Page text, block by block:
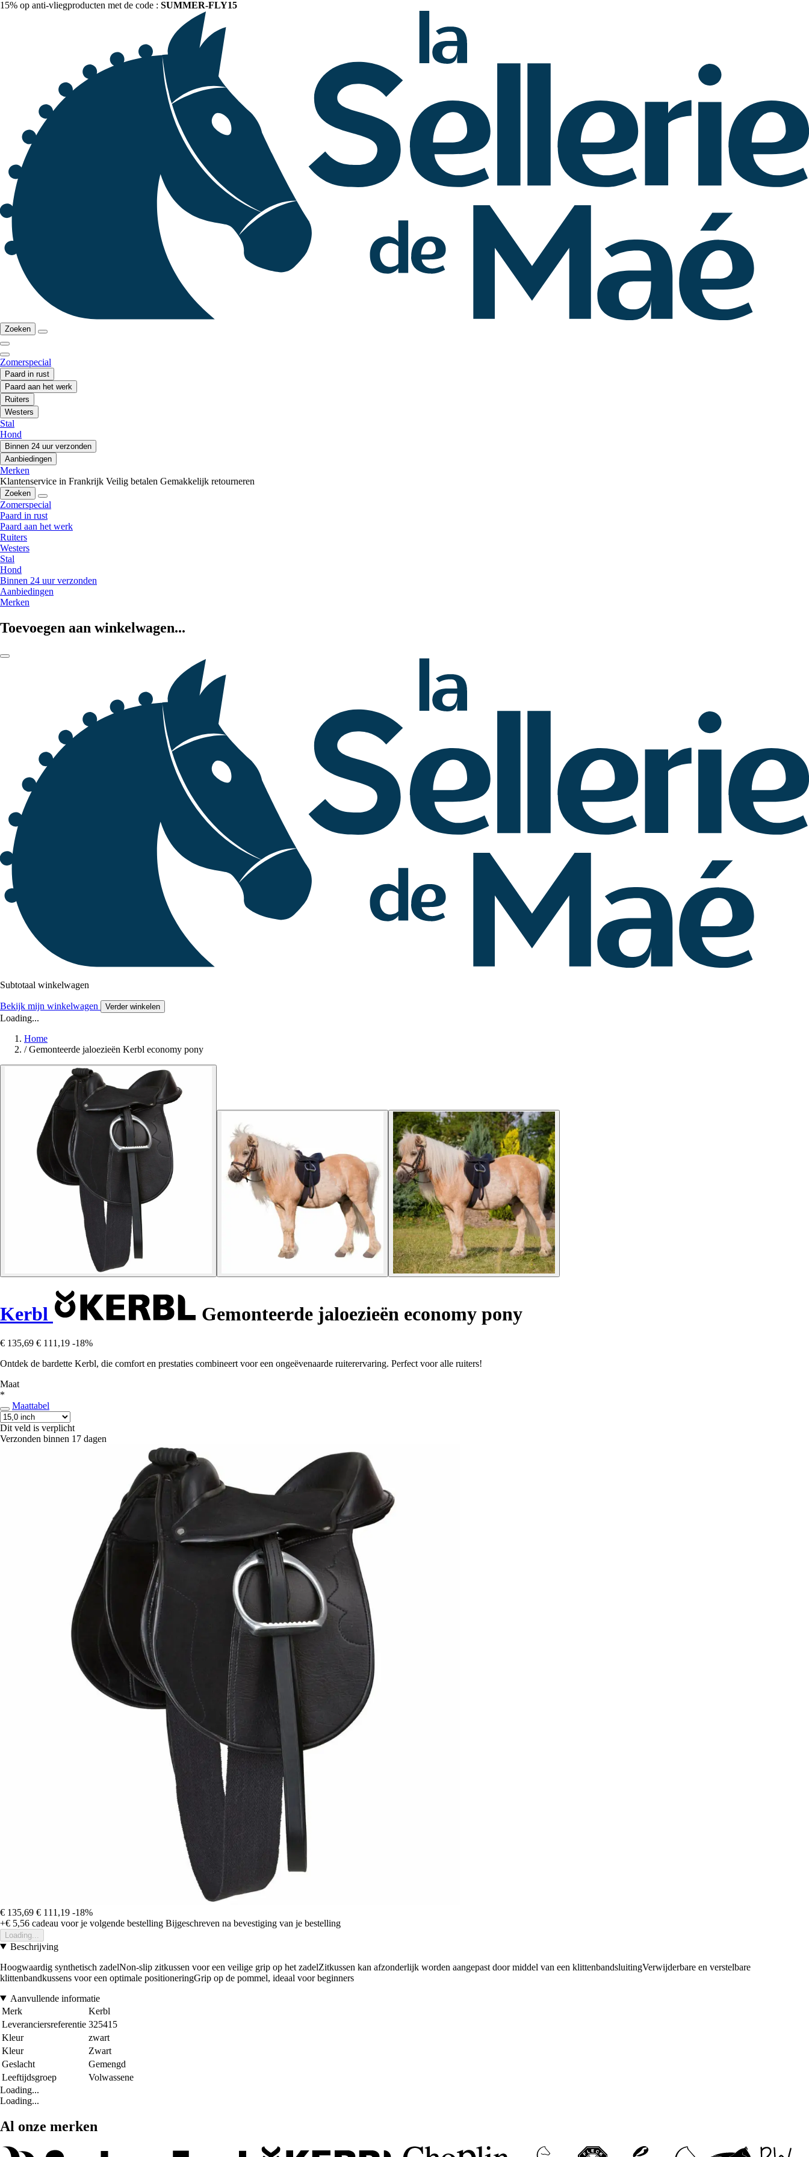
15% op anti-vliegproducten met de code : SUMMER-FLY15
Zoeken
Zomerspecial
Paard in rust
Paard aan het werk
Ruiters
Westers
Stal
Hond
Binnen 24 uur verzonden
Aanbiedingen
Merken
Klantenservice in Frankrijk Veilig betalen Gemakkelijk retourneren
Zoeken
Zomerspecial
Paard in rust
Paard aan het werk
Ruiters
Westers
Stal
Hond
Binnen 24 uur verzonden
Aanbiedingen
Merken
Toevoegen aan winkelwagen...
Subtotaal winkelwagen
Bekijk mijn winkelwagen Verder winkelen
Loading...
Home
/ Gemonteerde jaloezieën Kerbl economy pony
Kerbl Gemonteerde jaloezieën economy pony
€ 135,69 € 111,19 -18%
Ontdek de bardette Kerbl, die comfort en prestaties combineert voor een ongeëvenaarde ruiterervaring. Perfect voor alle ruiters!
Maat
*
Maattabel
Dit veld is verplicht
Verzonden binnen 17 dagen
€ 135,69 € 111,19 -18%
+€ 5,56 cadeau voor je volgende bestelling Bijgeschreven na bevestiging van je bestelling
Loading...
Beschrijving
Hoogwaardig synthetisch zadelNon-slip zitkussen voor een veilige grip op het zadelZitkussen kan afzonderlijk worden aangepast door middel van een klittenbandsluitingVerwijderbare en verstelbare
klittenbandkussens voor een optimale positioneringGrip op de pommel, ideaal voor beginners
Aanvullende informatie
Merk
Kerbl
Leveranciersreferentie 325415
Kleur
zwart
Kleur
Zwart
Geslacht
Gemengd
Leeftijdsgroep
Volwassene
Loading...
Loading...
Al onze merken